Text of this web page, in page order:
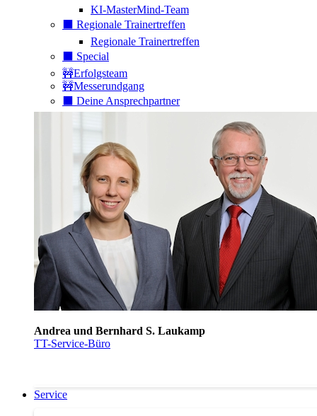
KI-MasterMind-Team
⬛️ Regionale Trainertreffen
Regionale Trainertreffen
⬛️ Special
🚧Erfolgsteam
🚧Messerundgang
⬛️ Deine Ansprechpartner
Andrea und Bernhard S. Laukamp
TT-Service-Büro
Service